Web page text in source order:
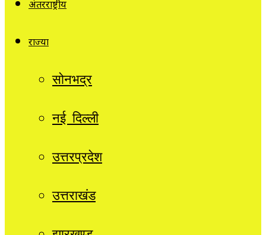
अंतरराष्ट्रीय
राज्यों
सोनभद्र
नई दिल्ली
उत्तरप्रदेश
उत्तराखंड